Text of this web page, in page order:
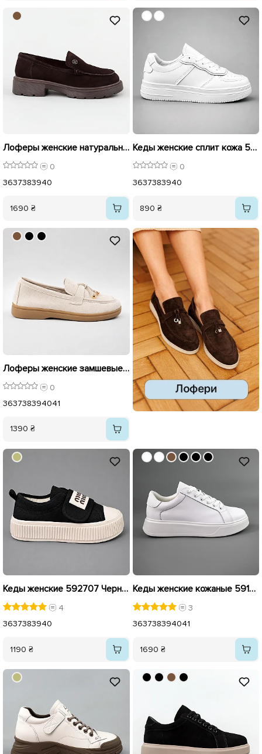
Лоферы женские натуральная замша 596415 Коричневые
0
3637383940
1690 ₴
Кеды женские сплит кожа 596536 Белые
0
3637383940
890 ₴
Лоферы женские замшевые с украшениями 595991 Бежевые
0
363738394041
1390 ₴
Кеды женские 592707 Черные
4
3637383940
1190 ₴
Кеды женские кожаные 591415 Белые
3
363738394041
1690 ₴